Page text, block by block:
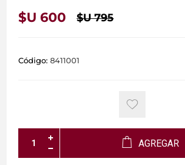
$U 600 $U 795
Código: 8411001
AGREGAR